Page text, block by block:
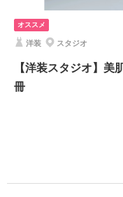
東京・浅草のシンボルとし
ど浅草の名所を回りながら
真はいかがですか。
オススメ
洋装 スタジオ
【洋装スタジオ】美
冊